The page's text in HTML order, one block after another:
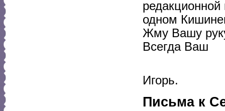
одном
Жму Вашу
Всегда Ваш
Игорь.
Письма к